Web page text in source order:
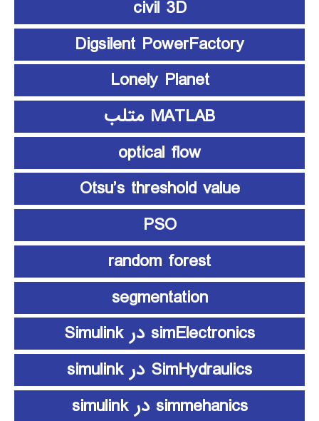
civil 3D
Digsilent PowerFactory
Lonely Planet
MATLAB متلب
optical flow
Otsu’s threshold value
PSO
random forest
segmentation
simElectronics در Simulink
SimHydraulics در simulink
simmehanics در simulink